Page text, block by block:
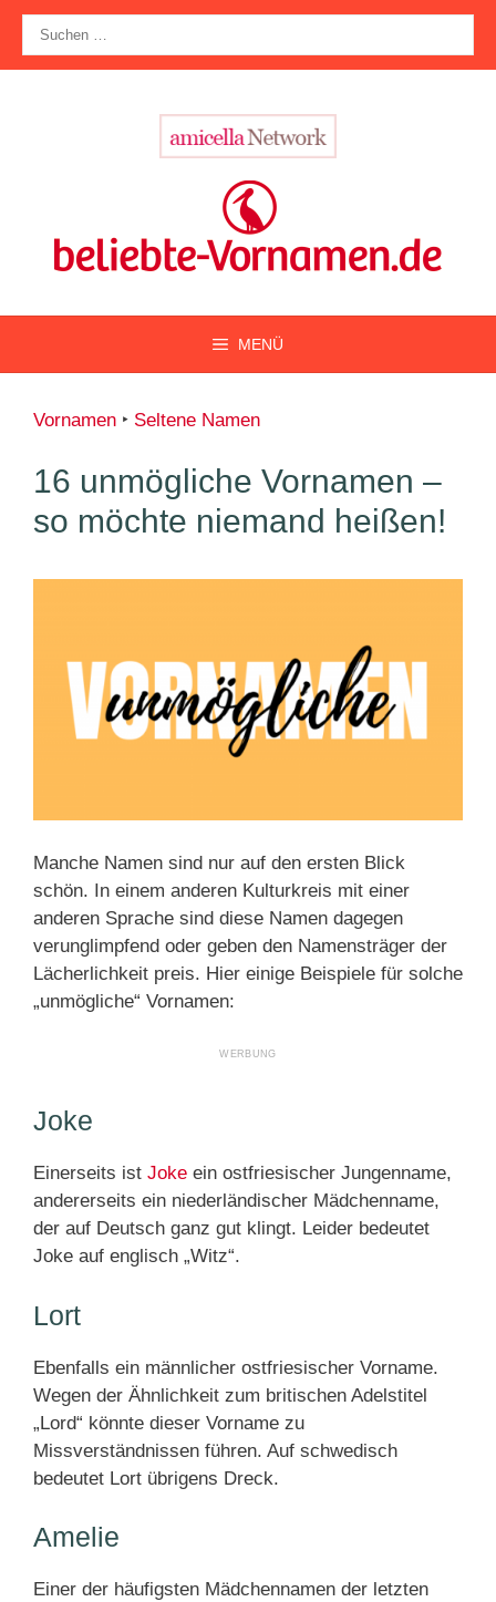
Zum
Inhalt
springen
nach:
MENÜ
Vornamen ‣ Seltene Namen
16 unmögliche Vornamen –
so möchte niemand heißen!
Manche Namen sind nur auf den ersten Blick
schön. In einem anderen Kulturkreis mit einer
anderen Sprache sind diese Namen dagegen
verunglimpfend oder geben den Namensträger der
Lächerlichkeit preis. Hier einige Beispiele für solche
„unmögliche“ Vornamen:
Joke
Einerseits ist Joke ein ostfriesischer Jungenname,
andererseits ein niederländischer Mädchenname,
der auf Deutsch ganz gut klingt. Leider bedeutet
Joke auf englisch „Witz“.
Lort
Ebenfalls ein männlicher ostfriesischer Vorname.
Wegen der Ähnlichkeit zum britischen Adelstitel
„Lord“ könnte dieser Vorname zu
Missverständnissen führen. Auf schwedisch
bedeutet Lort übrigens Dreck.
Amelie
Einer der häufigsten Mädchennamen der letzten